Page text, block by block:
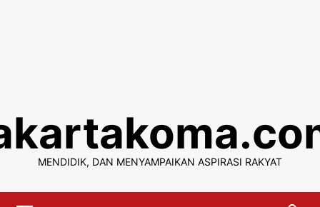
content
MENDIDIK, DAN MENYAMPAIKAN ASPIRASI RAKYAT